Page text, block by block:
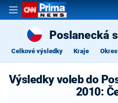
Poslanecká
Celkové výsledky Kraje
Výsledky voleb do
2010: